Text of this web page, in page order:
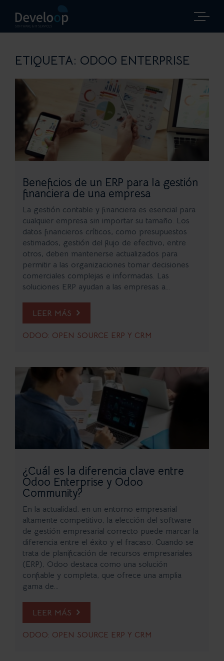
ETIQUETA: ODOO ENTERPRISE
Beneficios de un ERP para la gestión
financiera de una empresa
La gestión contable y financiera es esencial para
cualquier empresa sin importar su tamaño. Los
datos financieros críticos, como presupuestos
estimados, gestión del flujo de efectivo, entre
otros, deben mantenerse actualizados para
permitir a las organizaciones tomar decisiones
comerciales complejas e informadas. Las
soluciones ERP ayudan a las empresas a...
LEER MÁS
ODOO: OPEN SOURCE ERP Y CRM
¿Cuál es la diferencia clave entre
Odoo Enterprise y Odoo
Community?
En la actualidad, en un entorno empresarial
altamente competitivo, la elección del software
de gestión empresarial correcto puede marcar la
diferencia entre el éxito y el fracaso. Cuando se
trata de planificación de recursos empresariales
(ERP), Odoo destaca como una solución
confiable y completa, que ofrece una amplia
gama de...
LEER MÁS
ODOO: OPEN SOURCE ERP Y CRM